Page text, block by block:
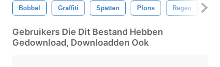
Bobbel Graffiti Spatten Plons Regen
Gebruikers Die Dit Bestand Hebben
Gedownload, Downloadden Ook